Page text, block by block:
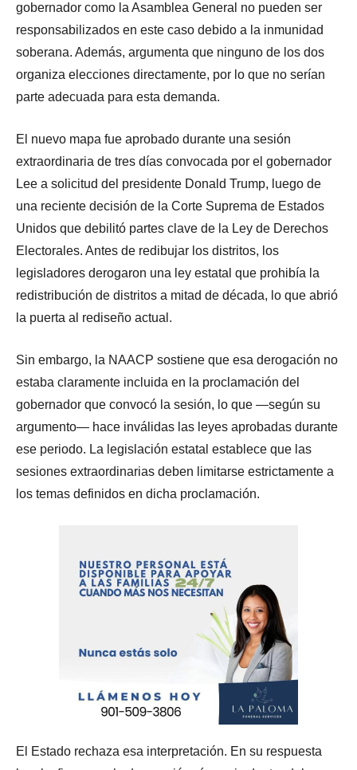
gobernador como la Asamblea General no pueden ser
responsabilizados en este caso debido a la inmunidad
soberana. Además, argumenta que ninguno de los dos
organiza elecciones directamente, por lo que no serían
parte adecuada para esta demanda.
El nuevo mapa fue aprobado durante una sesión
extraordinaria de tres días convocada por el gobernador
Lee a solicitud del presidente Donald Trump, luego de
una reciente decisión de la Corte Suprema de Estados
Unidos que debilitó partes clave de la Ley de Derechos
Electorales. Antes de redibujar los distritos, los
legisladores derogaron una ley estatal que prohibía la
redistribución de distritos a mitad de década, lo que abrió
la puerta al rediseño actual.
Sin embargo, la NAACP sostiene que esa derogación no
estaba claramente incluida en la proclamación del
gobernador que convocó la sesión, lo que —según su
argumento— hace inválidas las leyes aprobadas durante
ese periodo. La legislación estatal establece que las
sesiones extraordinarias deben limitarse estrictamente a
los temas definidos en dicha proclamación.
El Estado rechaza esa interpretación. En su respuesta